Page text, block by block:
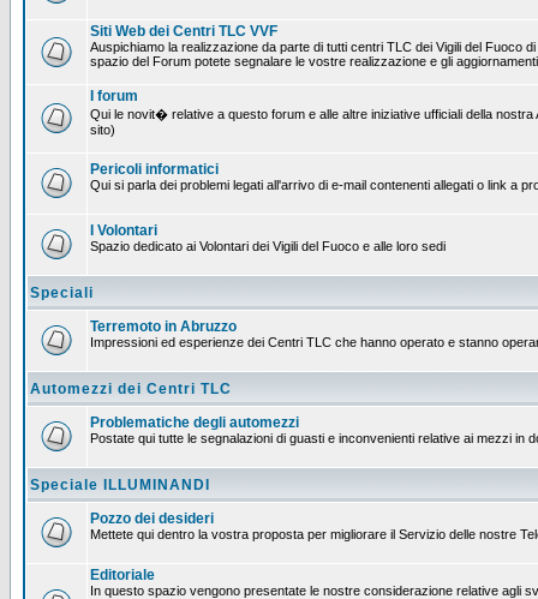
Siti Web dei Centri TLC VVF
Auspichiamo la realizzazione da parte di tutti centri TLC dei Vigili del Fuoco
spazio del Forum potete segnalare le vostre realizzazione e gli
I forum
Qui le novit� relative a questo forum e alle altre iniziative ufficiali della
sito)
Pericoli informatici
Qui si parla dei problemi legati all'arrivo di e-mail contenenti allegati o link a
I Volontari
Spazio dedicato ai Volontari dei Vigili del Fuoco e alle loro sedi
Speciali
Terremoto in Abruzzo
Impressioni ed esperienze dei Centri TLC che hanno operato e stanno
Automezzi dei Centri TLC
Problematiche degli automezzi
Postate qui tutte le segnalazioni di guasti e inconvenienti relative ai mezzi in
Speciale ILLUMINANDI
Pozzo dei desideri
Mettete qui dentro la vostra proposta per migliorare il Servizio delle nostre
Editoriale
In questo spazio vengono presentate le nostre considerazione relative agli